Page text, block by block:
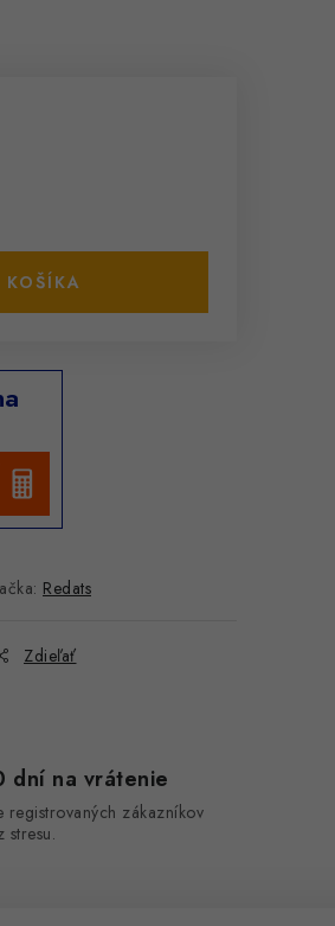
KOŠÍKA
Redats
Zdieľať
dní na vrátenie
registrovaných zákazníkov
stresu.